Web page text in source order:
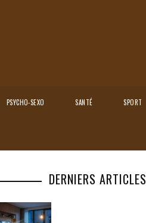
PSYCHO-SEXO SANTÉ SPORT
DERNIERS ARTICLES